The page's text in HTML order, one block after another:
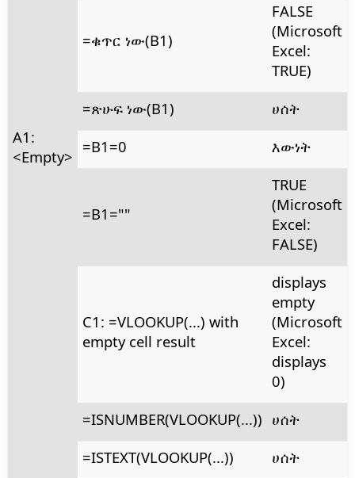
A1:
<Empty>
=ቁጥር ነው(B1)
FALSE
(Microsoft
Excel:
TRUE)
=ጽሁፍ ነው(B1)
ሀሰት
=B1=0
እውነት
=B1=""
TRUE
(Microsoft
Excel:
FALSE)
C1: =VLOOKUP(...) with
empty cell result
displays
empty
(Microsoft
Excel:
displays
0)
=ISNUMBER(VLOOKUP(...)) ሀሰት
=ISTEXT(VLOOKUP(...))
ሀሰት